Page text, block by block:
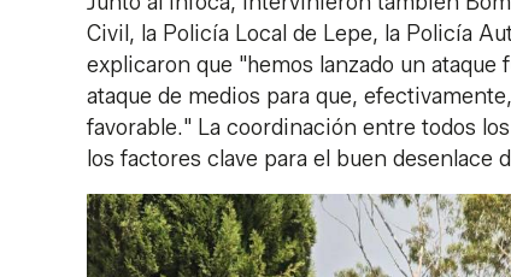
Civil, la Policía Local de Lepe, la Policía
explicaron que "hemos lanzado un
ataque de medios para que,
favorable." La coordinación entre todos
los factores clave para el buen desenlace